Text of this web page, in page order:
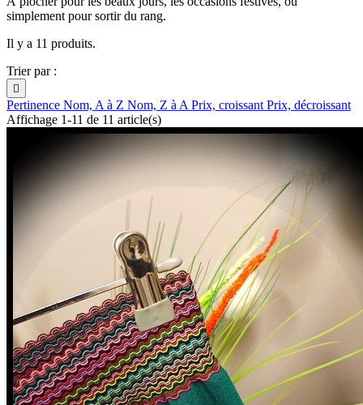
simplement pour sortir du rang.
Il y a 11 produits.
Trier par :

Pertinence Nom, A à Z Nom, Z à APrix, croissantPrix, décroissant
Affichage 1-11 de 11 article(s)